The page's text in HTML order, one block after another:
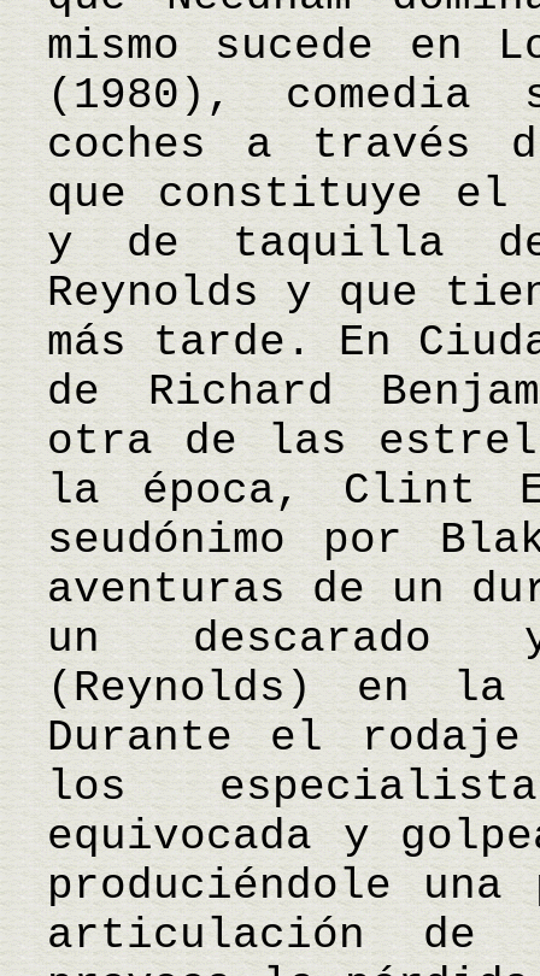
mismo sucede en
(1980), comedia
coches a través
que constituye el
y de taquilla de
Reynolds y que
más tarde. En
de Richard
otra de las
la época, Clint
seudónimo por
aventuras de un
un descarado
(Reynolds) en la
Durante el
los
equivocada y
produciéndole
articulación de